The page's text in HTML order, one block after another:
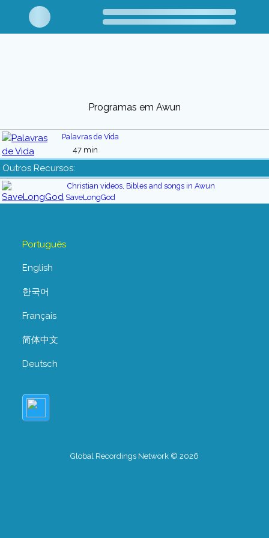
Programas em Awun
Palavras de Vida
47 min
Outros Recursos:
Christian videos, Bibles and songs in Awun
SaveLongGod
Português
English
한국어
Français
简体中文
Deutsch
Global Recordings Network © 2026